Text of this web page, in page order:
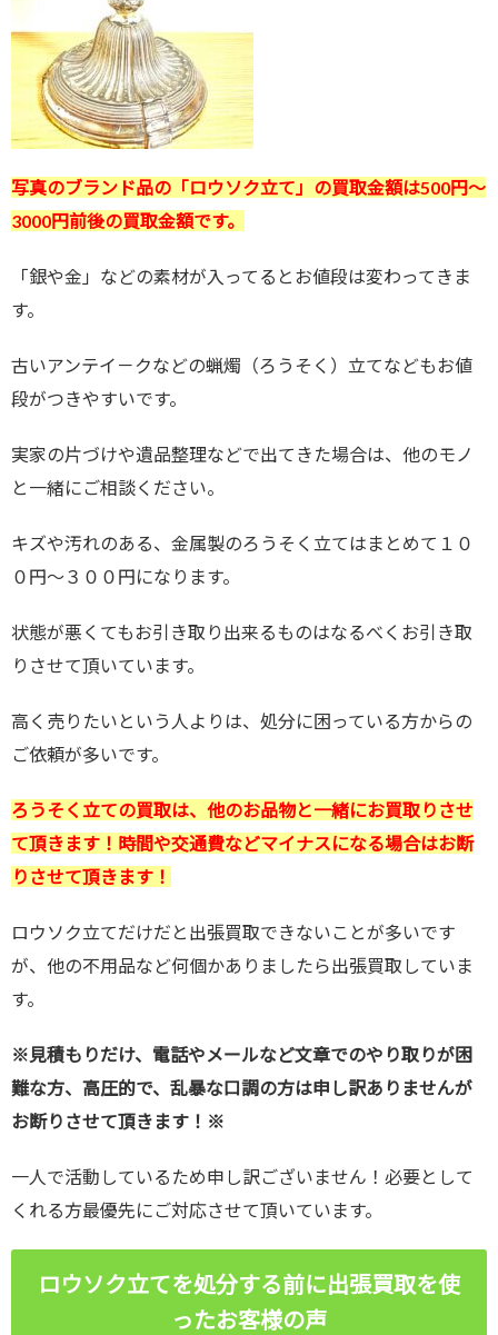
写真のブランド品の「ロウソク立て」の買取金額は500円～
3000円前後の買取金額です。
「銀や金」などの素材が入ってるとお値段は変わってきま
す。
古いアンテイ－クなどの蝋燭（ろうそく）立てなどもお値
段がつきやすいです。
実家の片づけや遺品整理などで出てきた場合は、他のモノ
と一緒にご相談ください。
キズや汚れのある、金属製のろうそく立てはまとめて１０
０円～３００円になります。
状態が悪くてもお引き取り出来るものはなるべくお引き取
りさせて頂いています。
高く売りたいという人よりは、処分に困っている方からの
ご依頼が多いです。
ろうそく立ての買取は、他のお品物と一緒にお買取りさせ
て頂きます！時間や交通費などマイナスになる場合はお断
りさせて頂きます！
ロウソク立てだけだと出張買取できないことが多いです
が、他の不用品など何個かありましたら出張買取していま
す。
※見積もりだけ、電話やメールなど文章でのやり取りが困
難な方、高圧的で、乱暴な口調の方は申し訳ありませんが
お断りさせて頂きます！※
一人で活動しているため申し訳ございません！必要として
くれる方最優先にご対応させて頂いています。
ロウソク立てを処分する前に出張買取を使
ったお客様の声